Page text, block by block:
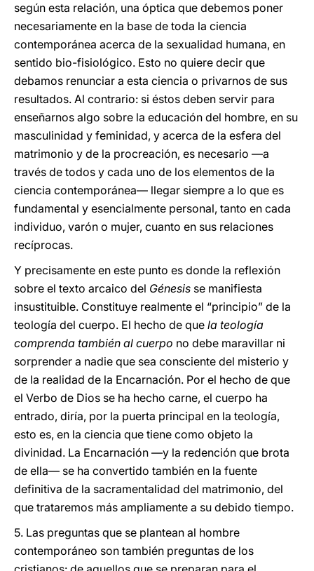
según esta relación, una óptica que debemos poner
necesariamente en la base de toda la ciencia
contemporánea acerca de la sexualidad humana, en
sentido bio-fisiológico. Esto no quiere decir que
debamos renunciar a esta ciencia o privarnos de sus
resultados. Al contrario: si éstos deben servir para
enseñarnos algo sobre la educación del hombre, en su
masculinidad y feminidad, y acerca de la esfera del
matrimonio y de la procreación, es necesario —a
través de todos y cada uno de los elementos de la
ciencia contemporánea— llegar siempre a lo que es
fundamental y esencialmente personal, tanto en cada
individuo, varón o mujer, cuanto en sus relaciones
recíprocas.
Y precisamente en este punto es donde la reflexión
sobre el texto arcaico del Génesis se manifiesta
insustituible. Constituye realmente el “principio” de la
teología del cuerpo. El hecho de que la teología
comprenda también al cuerpo no debe maravillar ni
sorprender a nadie que sea consciente del misterio y
de la realidad de la Encarnación. Por el hecho de que
el Verbo de Dios se ha hecho carne, el cuerpo ha
entrado, diría, por la puerta principal en la teología,
esto es, en la ciencia que tiene como objeto la
divinidad. La Encarnación —y la redención que brota
de ella— se ha convertido también en la fuente
definitiva de la sacramentalidad del matrimonio, del
que trataremos más ampliamente a su debido tiempo.
5. Las preguntas que se plantean al hombre
contemporáneo son también preguntas de los